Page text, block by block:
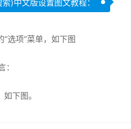
)中文版设置图文教程：
“选项”菜单，如下图
下图。